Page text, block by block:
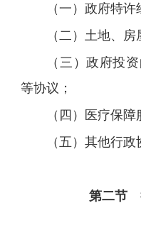
（一）政府特许
（二）土地、
（三）政府投
等协议；
（四）医疗保障
（五）其他行政
第二节